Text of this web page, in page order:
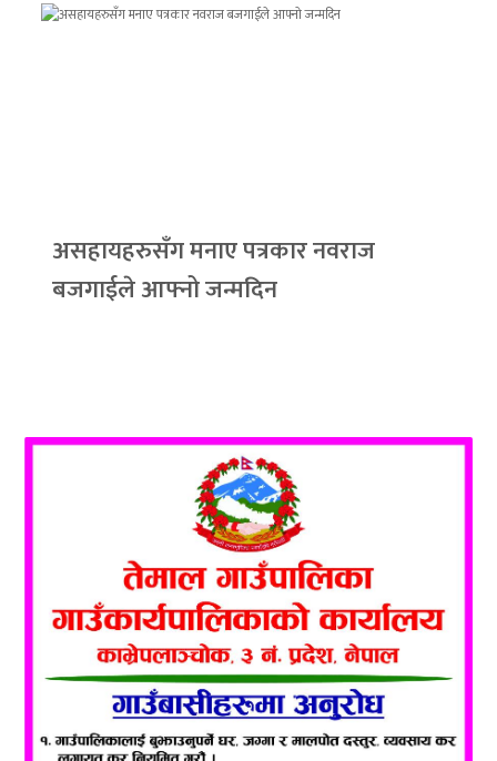
असहायहरुसँग मनाए पत्रकार नवराज
बजगाईले आफ्नो जन्मदिन